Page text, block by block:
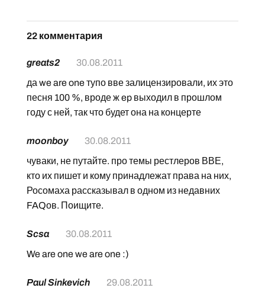
22 комментария
greats2
30.08.2011
да we are one тупо вве залицензировали, их это
песня 100 %, вроде ж ep выходил в прошлом
году с ней, так что будет она на концерте
moonboy
30.08.2011
чуваки, не путайте. про темы рестлеров ВВЕ,
кто их пишет и кому принадлежат права на них,
Росомаха рассказывал в одном из недавних
FAQов. Поищите.
Scsa
30.08.2011
We are one we are one :)
Paul Sinkevich 29.08.2011